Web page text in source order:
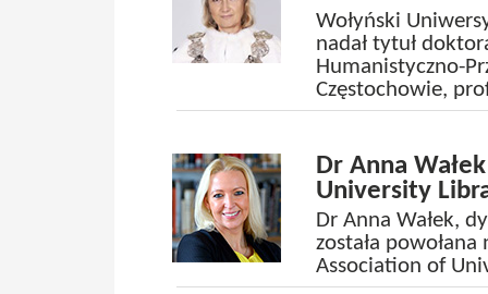
Wołyński
nadał tytuł
Humanistyczno-
Częstochowie,
Dr Anna
University
Dr Anna Wałek,
została
Association of